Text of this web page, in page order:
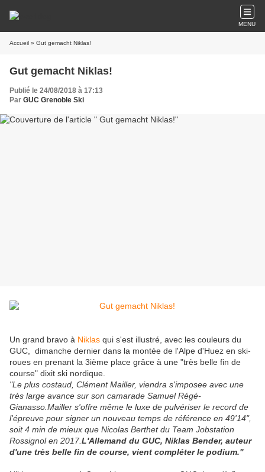
MENU
Accueil » Gut gemacht Niklas!
Gut gemacht Niklas!
Publié le 24/08/2018 à 17:13
Par GUC Grenoble Ski
Un grand bravo à Niklas qui s'est illustré, avec les couleurs du
GUC, dimanche dernier dans la montée de l'Alpe d'Huez en ski-
roues en prenant la 3ième place grâce à une "très belle fin de
course" dixit ski nordique.
"Le plus costaud, Clément Mailler, viendra s'imposee avec une
très large avance sur son camarade Samuel Régé-
Gianasso.Mailler s'offre même le luxe de pulvériser le record de
l'épreuve pour signer un nouveau temps de référence en 49'14",
soit 4 min de mieux que Nicolas Berthet du Team Jobstation
Rossignol en 2017.L'Allemand du GUC, Niklas Bender, auteur
d'une très belle fin de course, vient compléter le podium."